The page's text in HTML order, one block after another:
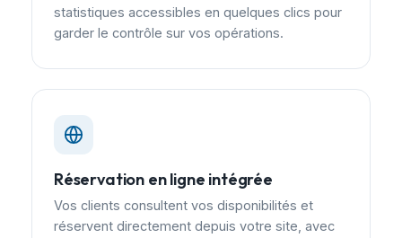
statistiques accessibles en quelques clics pour
garder le contrôle sur vos opérations.
Réservation en ligne intégrée
Vos clients consultent vos disponibilités et
réservent directement depuis votre site, avec